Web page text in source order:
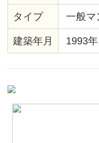
グヒー
タイプ
一般マ
建築年月 1993